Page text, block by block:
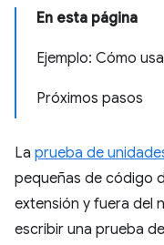
En esta página
Ejemplo: Cómo
Próximos pasos
La prueba de
pequeñas de código
extensión y fuera del
escribir una prueba